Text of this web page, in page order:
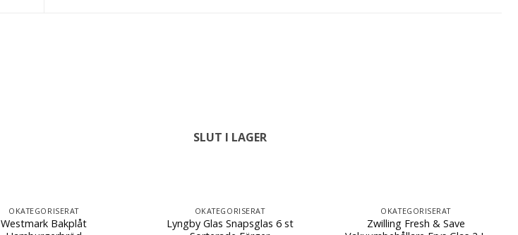
OKATEGORISERAT
Westmark Bakplåt
SLUT I LAGER
OKATEGORISERAT
Lyngby Glas Snapsglas 6 st
OKATEGORISERAT
Zwilling Fresh & Save